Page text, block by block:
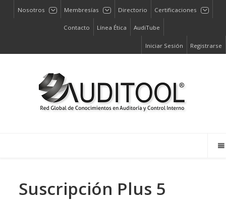
Nosotros Membresías Directorio Certificaciones
Contacto Línea Ética AudiTube
Iniciar Sesión Registrarse
Suscripción Plus 5